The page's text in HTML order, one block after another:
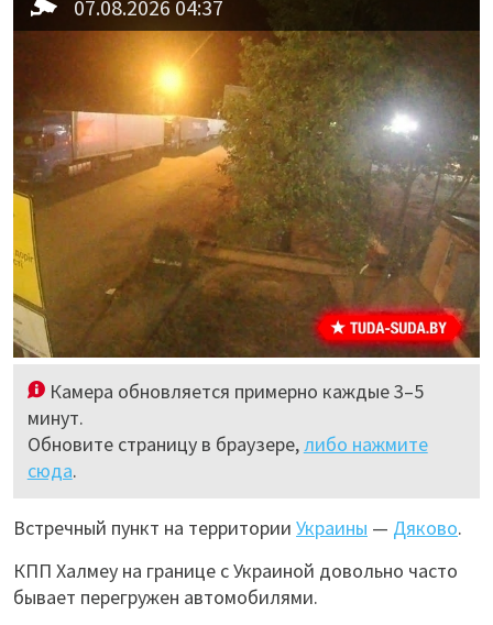
07.08.2026 04:37
Камера обновляется примерно каждые 3–5
минут.
Обновите страницу в браузере,либо нажмите
сюда.
Встречный пункт на территории Украины — Дяково.
КПП Халмеу на границе с Украиной довольно часто
бывает перегружен автомобилями.